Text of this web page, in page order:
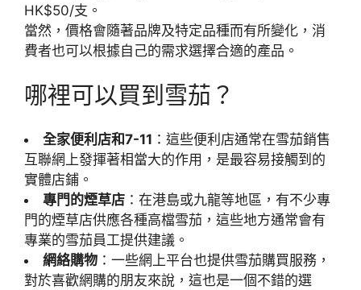
HK$50/支。
當然，價格會隨著品牌及特定品種而有所變化，消
費者也可以根據自己的需求選擇合適的產品。
哪裡可以買到雪茄？
全家便利店和7-11 ：這些便利店通常在雪茄銷售
互聯網上發揮著相當大的作用，是最容易接觸到的
實體店鋪。
專門的煙草店 ：在港島或九龍等地區，有不少專
門的煙草店供應各種高檔雪茄，這些地方通常會有
專業的雪茄員工提供建議。
網絡購物 ：一些網上平台也提供雪茄購買服務，
對於喜歡網購的朋友來說，這也是一個不錯的選